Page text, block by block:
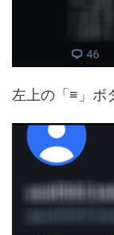
左上の「≡」ボ